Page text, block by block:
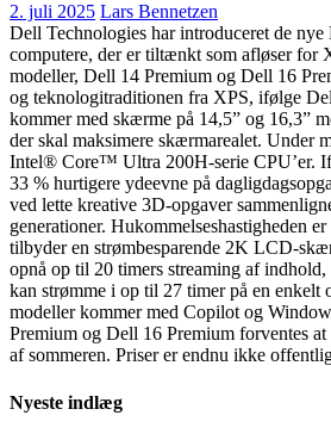
2. juli 2025 Lars Bennetzen
Dell Technologies har introduceret de
computere, der er tiltænkt som afløser for
modeller, Dell 14 Premium og Dell 16
og teknologitraditionen fra XPS, ifølge
kommer med skærme på 14,5” og 16,3”
der skal maksimere skærmarealet. Under
Intel® Core™ Ultra 200H-serie CPU’er.
33 % hurtigere ydeevne på
ved lette kreative 3D-opgaver
generationer. Hukommelseshastigheden
tilbyder en strømbesparende 2K LCD-
opnå op til 20 timers streaming af
kan strømme i op til 27 timer på en enkelt
modeller kommer med Copilot og
Premium og Dell 16 Premium forventes
af sommeren. Priser er endnu ikke
Nyeste indlæg